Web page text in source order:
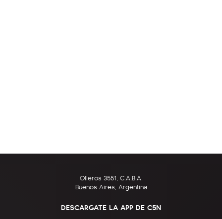
Olleros 3551, C.A.B.A.
Buenos Aires, Argentina
DESCARGATE LA APP DE C5N